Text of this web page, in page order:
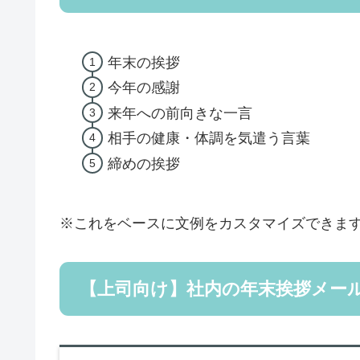
年末の挨拶
今年の感謝
来年への前向きな一言
相手の健康・体調を気遣う言葉
締めの挨拶
※これをベースに文例をカスタマイズできます
【上司向け】社内の年末挨拶メー